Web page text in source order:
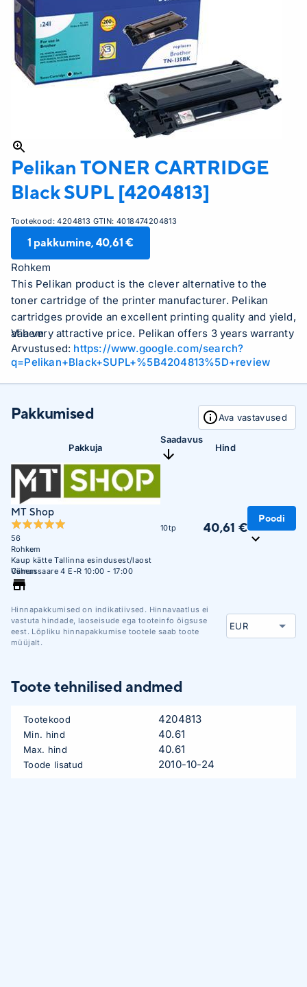
Pelikan TONER CARTRIDGE
Black SUPL [4204813]
Tootekood:4204813 GTIN:4018474204813
1 pakkumine, 40,61 €
Rohkem
This Pelikan product is the clever alternative to the
toner cartridge of the printer manufacturer. Pelikan
cartridges provide an excellent printing quality and yield,
at a very attractive price. Pelikan offers 3 years warranty
on this product. Pelikan - We make the inks!For printers
DCP-9040CN, 9042CDN, 9045CDN, HL-4040CN,
4050CDN, 4050CDNLT, 4070CDW, MFC-9440CN,
Quantity (Pages)
Vähem
Arvustused: https://www.google.com/search?
q=Pelikan+Black+SUPL+%5B4204813%5D+review
Pakkumised Ava vastavused
Pakkuja
Saadavus
Hind
MT Shop
56
Rohkem
Kaup kätte Tallinna esindusest/laost
Osmussaare 4 E-R 10:00 - 17:00
Vähem
10tp 40,61 €
Poodi
Hinnapakkumised on indikatiivsed. Hinnavaatlus ei
vastuta hindade, laoseisude ega tooteinfo õigsuse
eest. Lõpliku hinnapakkumise tootele saab toote
müüjalt.
Toote tehnilised andmed
Tootekood 4204813
Min. hind 40.61
Max. hind 40.61
Toode lisatud 2010-10-24